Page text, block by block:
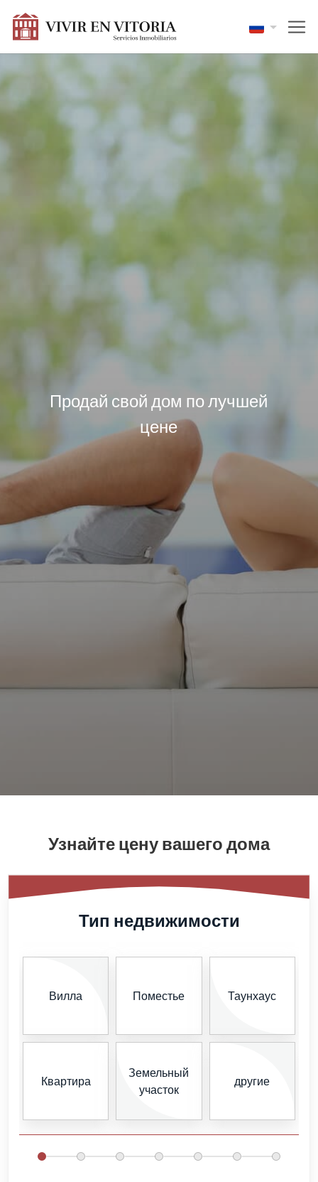
Продай свой дом по лучшей
цене
Узнайте цену вашего дома
Тип недвижимости
Вилла Поместье Таунхаус
Квартира
Земельный
участок
другие